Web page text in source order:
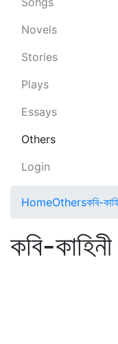
Novels
Stories
Plays
Essays
Others
Login
HomeOthersকবি-
কবি-